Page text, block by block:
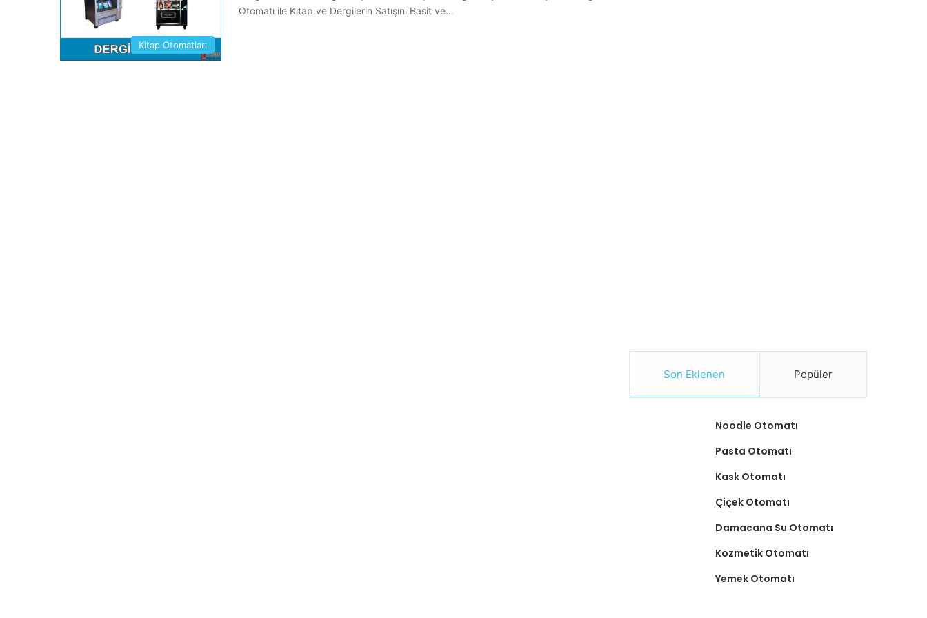
Kitap Otomatları
Otomatı ile Kitap ve Dergilerin Satışını Basit ve…
Son Eklenen Popüler
Noodle Otomatı
Pasta Otomatı
Kask Otomatı
Çiçek Otomatı
Damacana Su Otomatı
Kozmetik Otomatı
Yemek Otomatı